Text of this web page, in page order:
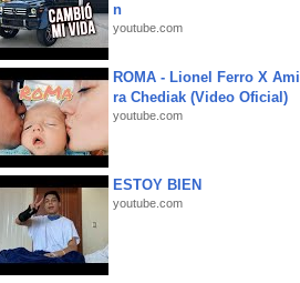
n
youtube.com
ROMA - Lionel Ferro X Ami
ra Chediak (Video Oficial)
youtube.com
ESTOY BIEN
youtube.com